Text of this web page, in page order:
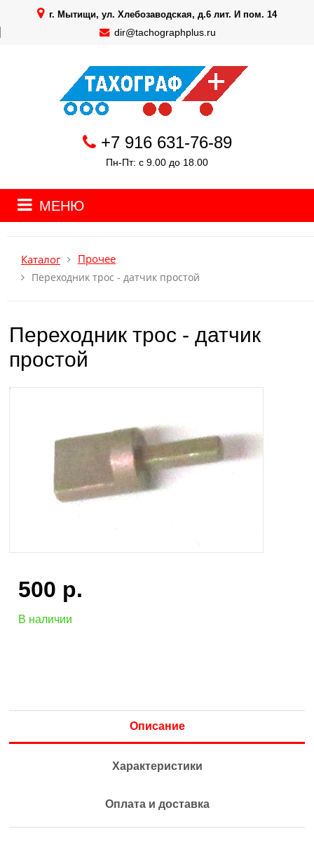
г. Мытищи, ул. Хлебозаводская, д.6 лит. И пом. 14
dir@tachographplus.ru
+7 916 631-76-89
Пн-Пт: с 9.00 до 18.00
МЕНЮ
Каталог Прочее
Переходник трос - датчик простой
Переходник трос - датчик
простой
500 р.
В наличии
Описание
Характеристики
Оплата и доставка